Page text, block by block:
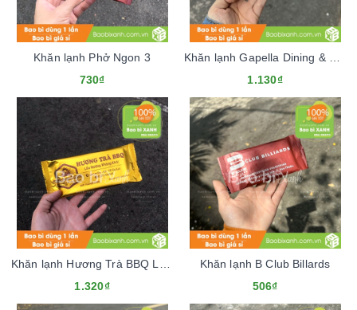
Khăn lạnh Phở Ngon 3
730₫
1.130₫
1.320₫
Khăn lạnh B Club Billards
506₫